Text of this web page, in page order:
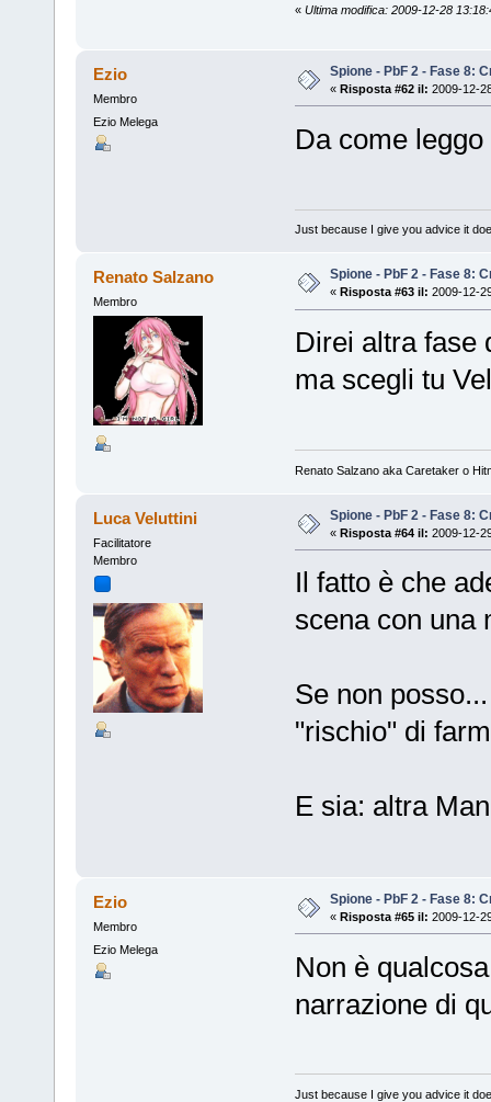
« Ultima modifica: 2009-12-28
Ezio
Membro
Ezio Melega
Spione - PbF 2 - Fase 8:
« Risposta #62 il: 2009-12-
Da come
Just because I give you advice it
Renato Salzano
Membro
Spione - PbF 2 - Fase 8:
« Risposta #63 il: 2009-12-
Direi altra fase
ma scegli tu
Renato Salzano aka Caretaker o
Luca Veluttini
Facilitatore
Membro
Spione - PbF 2 - Fase 8:
« Risposta #64 il: 2009-12-
Il fatto è che
scena con una
Se non
"rischio" di
E sia: altra
Ezio
Membro
Ezio Melega
Spione - PbF 2 - Fase 8:
« Risposta #65 il: 2009-12-
Non è
narrazione di
Just because I give you advice it